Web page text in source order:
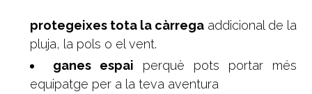
protegeixes tota la càrregaaddicional de la
pluja, la pols o el vent.
ganes espai perquè pots portar més
equipatge per a la teva aventura